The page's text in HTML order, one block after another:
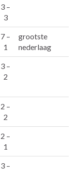
3 –
3
7 –
1
grootste
nederlaag
3 –
2
2 –
2
2 –
1
3 –